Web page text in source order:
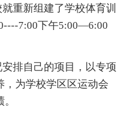
重新组建了学校体育训
7:00下午5:00—6:00
排自己的项目，以专项
，为学校学区区运动会